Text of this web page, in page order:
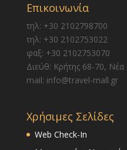
Επικοινωνία
τηλ: +30 2102798700
τηλ: +30 2102753022
φαξ: +30 2102753070
Διεύθ: Κρήτης 68-70, Νέα
mail: info@travel-mall.gr
Χρήσιμες Σελίδες
Web Check-In